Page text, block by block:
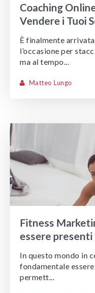
Coaching
Vendere i Tuoi
È finalmente
l’occasione per
ma al tempo...
Matteo Lungo
Fitness
essere presenti
In questo mondo in
fondamentale
permett...